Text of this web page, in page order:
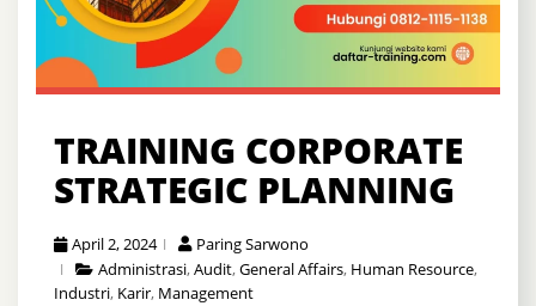
TRAINING CORPORATE
STRATEGIC PLANNING
April 2, 2024
Paring Sarwono
Administrasi,Audit,General Affairs, Human Resource,
Industri, Karir, Management